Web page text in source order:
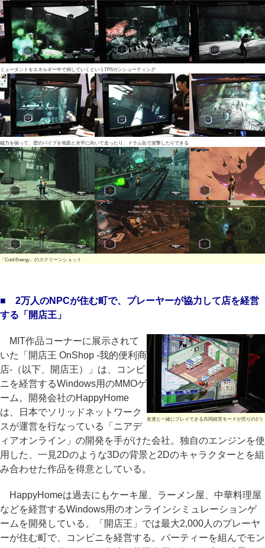
ミュータントをエネルギー中で倒していくというTPSガンシューティング
磁力を操って、壁のパイプを地面と水平に向いて走ったり、ドラム缶で攻撃したりできる
「Cold Energy」のスクリーンショット
■ 2万人のNPCが住む町で、プレーヤーが協力して店を経営
する「開店王」
友達と一緒にプレイできる共同経営モードが売りの1つ
MIT作品コーナーに展示されて
いた「開店王 OnShop -我的便利商
店-（以下、開店王）」は、コンビ
ニを経営するWindows用のMMOゲ
ーム。開発会社のHappyHome
は、日本でソリッドネットワーク
スが運営を行なっている「ニアデ
ィアオンライン」の開発を手がけた会社。独自のエンジンを使
用した、一見2Dのような3Dの背景と2Dのキャラクターとを組
み合わせた作品を得意としている。
HappyHomeは過去にもケーキ屋、ラーメン屋、中華料理屋
などを経営するWindows用のオンラインシミュレーションゲ
ームを開発している。「開店王」では最大2,000人のプレーヤ
ーが住む町で、コンビニを経営する。パーティーを組んでモン